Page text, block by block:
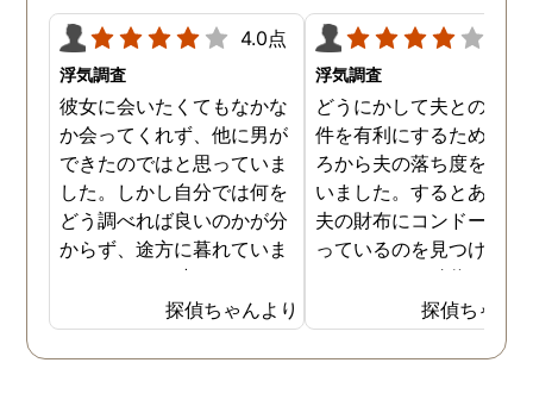
4.0点
浮気調査
彼女に会いたくてもなかな
か会ってくれず、他に男が
できたのではと思っていま
した。しかし自分では何を
どう調べれば良いのかが分
からず、途方に暮れていま
した。そんな時にネットで
探偵事務所の浮気調査の存
在について知り、試しに依
頼をしてみることにしまし
探偵ちゃんより
浮気調査
どうにかして夫との離婚
件を有利にするため、日
ろから夫の落ち度を探し
いました。するとある時
夫の財布にコンドームが
っているのを見つけ、不
をしていると確信を持ち
した。探偵事務所で調査
依頼しましたが、その時
夫の普段の帰宅時間や出
探偵ちゃん